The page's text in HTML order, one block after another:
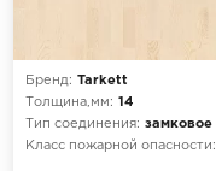
Бренд: Tarkett
Толщина,мм: 14
Тип соединения: замковое
Класс пожарной опасности: